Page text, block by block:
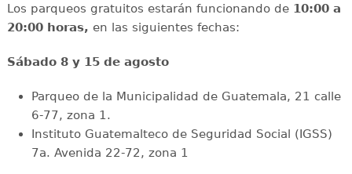
Los parqueos gratuitos estarán funcionando de 10:00 a
20:00 horas, en las siguientes fechas:
Sábado 8 y 15 de agosto
Parqueo de la Municipalidad de Guatemala, 21 calle
6-77, zona 1.
Instituto Guatemalteco de Seguridad Social (IGSS)
7a. Avenida 22-72, zona 1